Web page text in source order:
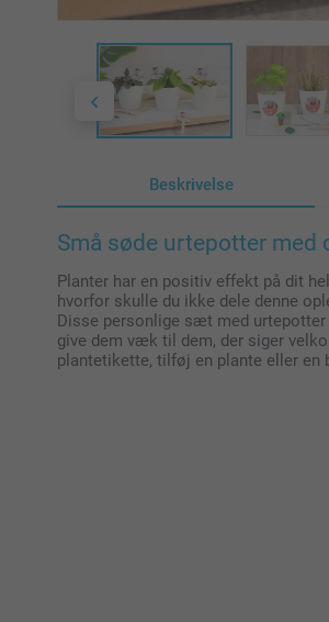
Beskrivelse
Små søde urtepotter
Planter har en positiv effekt på dit
hvorfor skulle du ikke dele denne
Disse personlige sæt med
give dem væk til dem, der siger
plantetikette, tilføj en plante eller